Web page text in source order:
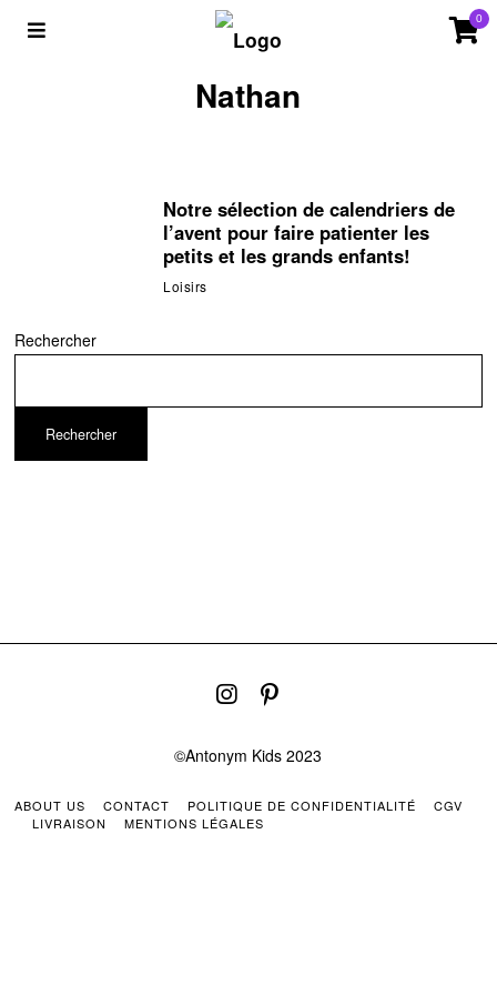
0
Nathan
Notre sélection de calendriers de
l’avent pour faire patienter les
petits et les grands enfants!
Loisirs
Rechercher
Rechercher
©Antonym Kids 2023
ABOUT US CONTACT POLITIQUE DE CONFIDENTIALITÉ
CGV
LIVRAISON
MENTIONS LÉGALES